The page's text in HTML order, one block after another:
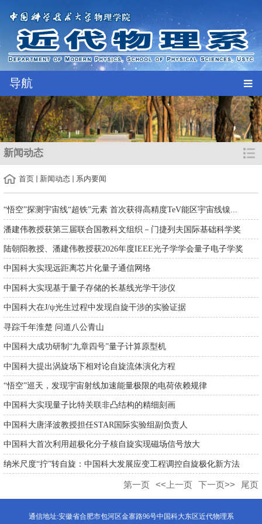
导航
新闻动态
首页 新闻动态 系内要闻
“悟空”探测宇宙线“超铁”元素 首次获得高精度TeV能区宇宙线镍...
潘建伟教授获第三届联合国教科文组织－门捷列夫国际基础科学奖
陆朝阳教授、潘建伟教授获2026年度IEEE光子学学会量子电子学奖
中国科大实现远距离芯片化量子通信网络
中国科大实现基于量子存储的长基线光学干涉仪
中国科大在J/ψ光生过程中发现自旋干涉的实验证据
寻踪千年淮楚 问道八公青山
中国科大成功研制“九章四号”量子计算原型机
中国科大提出涡旋场下相对论自旋流体演化方程
“悟空”巡天，发现宇宙射线加速能量极限的电荷依赖规律
中国科大实现量子比特关联非凸结构的精细刻画
中国科大唐泽波教授担任STAR国际实验组副负责人
中国科大首次利用超极化分子核自旋实现磁场信号放大
纳米尺度“拧”转自旋：中国科大发展应变工程调控自旋极化新方法
第一页 <<上一页 下一页>> 尾页
通信地址:安徽省合肥市包河区金寨路96号中国科大东区近代物理系